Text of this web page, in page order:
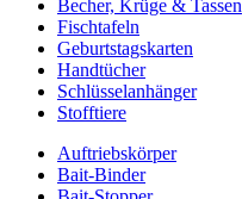
Becher, Krüge & Tassen
Fischtafeln
Geburtstagskarten
Handtücher
Schlüsselanhänger
Stofftiere
Auftriebskörper
Bait-Binder